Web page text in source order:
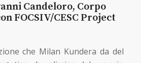
Candeloro, Corpo
FOCSIV/CESC Project
che Milan Kundera da del